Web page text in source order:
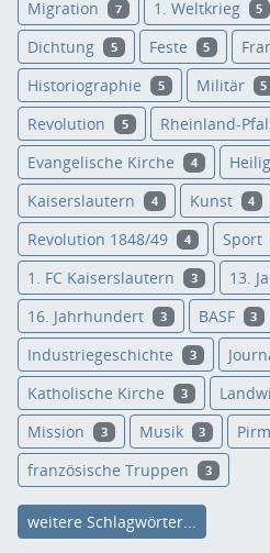
Migration 7 1. Weltkrieg 5
Dichtung 5 Feste 5
Historiographie 5 Militär 5
Revolution 5 Rheinland-
Evangelische Kirche 4
Kaiserslautern 4 Kunst 4
Revolution 1848/49 4 Sport
1. FC Kaiserslautern 3 13.
16. Jahrhundert 3 BASF 3
Industriegeschichte 3
Katholische Kirche 3
Mission 3 Musik 3
französische Truppen 3
weitere Schlagwörter...